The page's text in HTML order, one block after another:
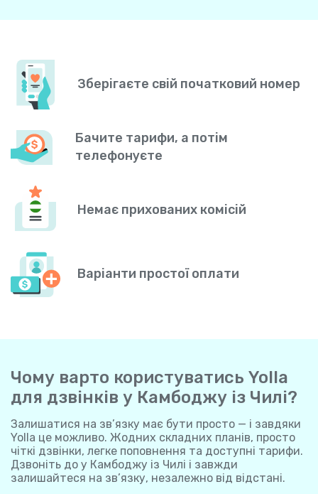
Зберігаєте свій початковий номер
Бачите тарифи, а потім
телефонуєте
Немає прихованих комісій
Варіанти простої оплати
Чому варто користуватись Yolla
для дзвінків у Камбоджу із Чилі?
Залишатися на зв’язку має бути просто — і завдяки
Yolla це можливо. Жодних складних планів, просто
чіткі дзвінки, легке поповнення та доступні тарифи.
Дзвоніть до у Камбоджу із Чилі і завжди
залишайтеся на зв’язку, незалежно від відстані.